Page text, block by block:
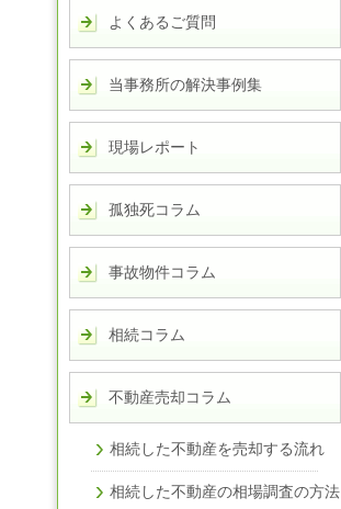
よくあるご質問
当事務所の解決事例集
現場レポート
孤独死コラム
事故物件コラム
相続コラム
不動産売却コラム
相続した不動産を売却する流れ
相続した不動産の相場調査の方法